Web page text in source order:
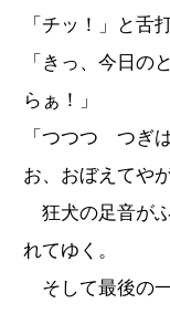
「チッ！」と舌
「きっ、今日
らぁ！」
「つつつ つぎ
お、おぼえてや
狂犬の足音が
れてゆく。
そして最後の